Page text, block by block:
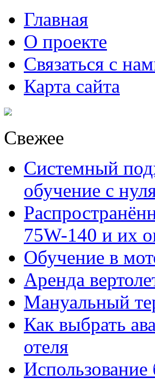
Главная
О проекте
Связаться с
Карта сайта
Свежее
Системный
обучение с
75W-140 и их
Обучение в
Аренда
Мануальный
Как выбрать
отеля
Использование